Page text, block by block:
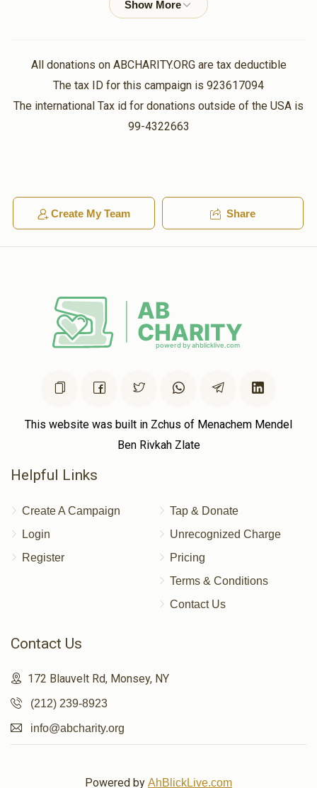
קלאר, מרדכי וועבערמאן, הערשי לאקס, יענקי ראזענבוים, יענקי
Anonymousמרדכי אלימלך אפפעל
1 year ago $167.00
א גרויסע יישר כח פארן שטיין צו הילף פון אינזער חברים בעת
1 year ago
לע"נ מרת רבקה ב"ר אברהם חיים ע"ה
All donations on ABCHARITY.ORG are tax deductible
The tax ID for this campaign is 923617094
The international Tax id for donations outside of the USA is
99-4322663
Create My Team Share
This website was built in Zchus of Menachem Mendel
Ben Rivkah Zlate
Helpful Links
Create A Campaign
Login
Register
Tap & Donate
Unrecognized Charge
Pricing
Terms & Conditions
Contact Us
Contact Us
172 Blauvelt Rd, Monsey, NY
(212) 239-8923
info@abcharity.org
Powered by AhBlickLive.com